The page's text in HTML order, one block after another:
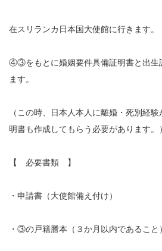
在スリランカ日本国大使館に行きます。
④③をもとに婚姻要件具備証明書と出生
ます。
（この時、日本人本人に離婚・死別経
明書も作成してもらう必要があります。）
【 必要書類 】
・申請書（大使館備え付け）
・③の戸籍謄本（３か月以内であること）